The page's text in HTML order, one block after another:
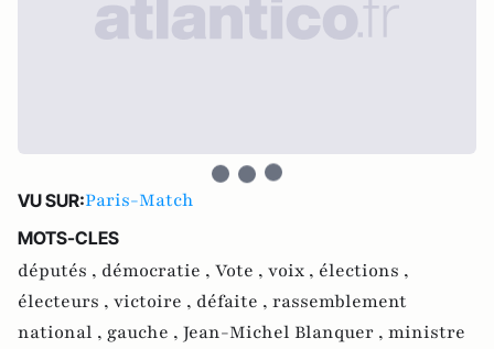
VU SUR:Paris-Match
MOTS-CLES
députés , démocratie , Vote , voix , élections ,
électeurs , victoire , défaite , rassemblement
national , gauche , Jean-Michel Blanquer , ministre